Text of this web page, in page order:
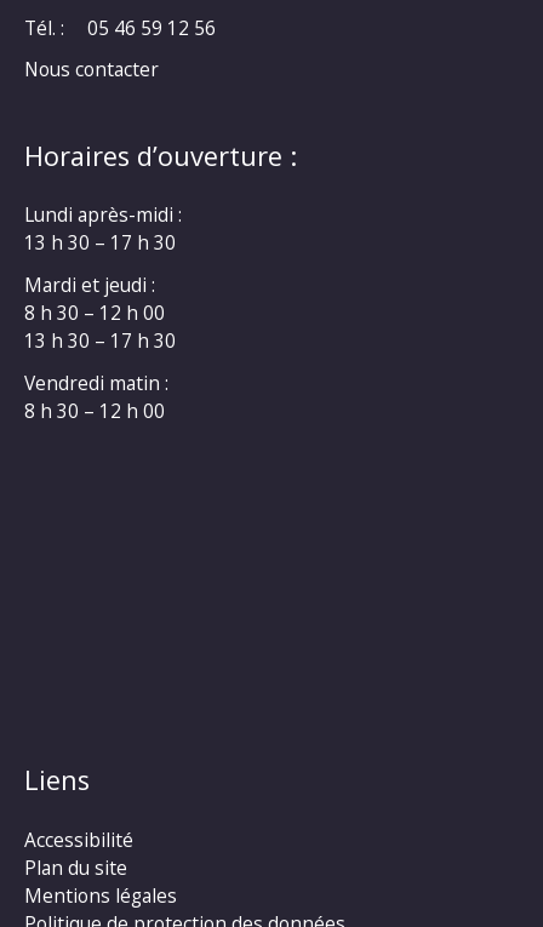
Tél. :
05 46 59 12 56
Nous contacter
Horaires d’ouverture :
Lundi après-midi :
13 h 30 – 17 h 30
Mardi et jeudi :
8 h 30 – 12 h 00
13 h 30 – 17 h 30
Vendredi matin :
8 h 30 – 12 h 00
Liens
Accessibilité
Plan du site
Mentions légales